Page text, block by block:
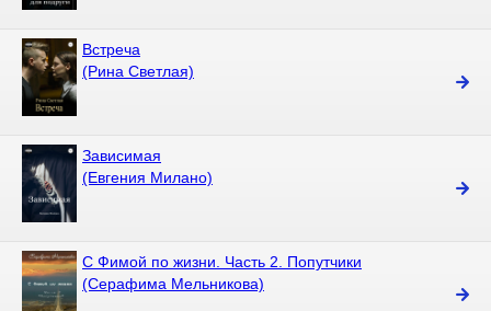
Встреча
(Рина Светлая)
Зависимая
(Евгения Милано)
С Фимой по жизни. Часть 2. Попутчики
(Серафима Мельникова)